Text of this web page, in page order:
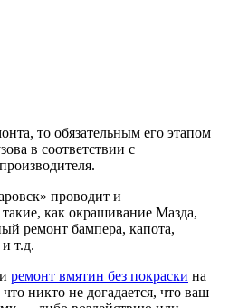
то обязательным его этапом
в соответствии с
проводит и
как окрашивание Мазда,
ремонт бампера, капота,
т.д.
ремонт вмятин без покраски на
никто не догадается, что ваш